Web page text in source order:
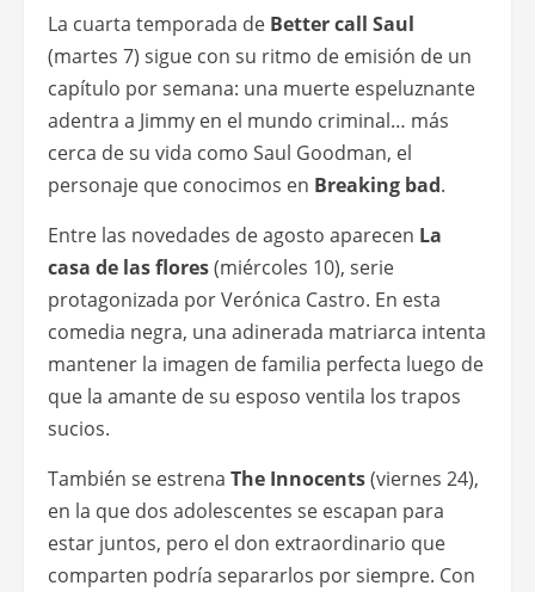
La cuarta temporada de Better call Saul
(martes 7) sigue con su ritmo de emisión de un
capítulo por semana: una muerte espeluznante
adentra a Jimmy en el mundo criminal… más
cerca de su vida como Saul Goodman, el
personaje que conocimos en Breaking bad.
Entre las novedades de agosto aparecen La
casa de las flores(miércoles 10), serie
protagonizada por Verónica Castro. En esta
comedia negra, una adinerada matriarca intenta
mantener la imagen de familia perfecta luego de
que la amante de su esposo ventila los trapos
sucios.
También se estrena The Innocents(viernes 24),
en la que dos adolescentes se escapan para
estar juntos, pero el don extraordinario que
comparten podría separarlos por siempre. Con